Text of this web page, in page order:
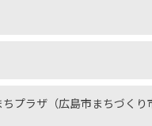
プラザ（広島市まちづく